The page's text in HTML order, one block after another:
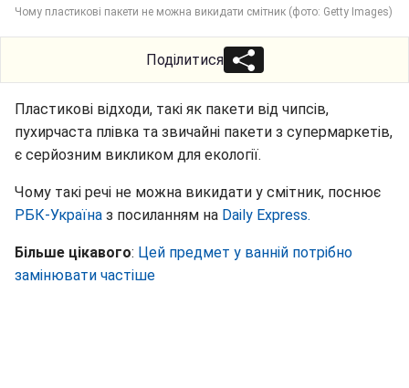
Чому пластикові пакети не можна викидати смітник (фото: Getty Images)
Поділитися
Пластикові відходи, такі як пакети від чипсів,
пухирчаста плівка та звичайні пакети з супермаркетів,
є серйозним викликом для екології.
Чому такі речі не можна викидати у смітник, поснює
РБК-Україна з посиланням на Daily Express.
Більше цікавого: Цей предмет у ванній потрібно
замінювати частіше